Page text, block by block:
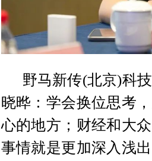
野马新传(北京)科
晓晔：学会换位思考
心的地方；财经和大
事情就是更加深入浅